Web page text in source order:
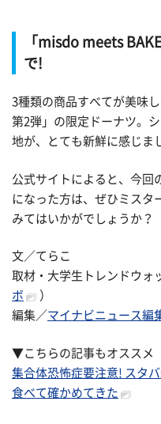
「misdo meets
で!
3種類の商品すべてが美味
第2弾」の限定ドーナツ。
地が、とても新鮮に感じま
公式サイトによると、今回
になった方は、ぜひミスタ
みてはいかがでしょうか？
文／てらこ
取材・大学生トレンドウォ
ボ
）
編集／ マイナビニュース編
▼こちらの記事もオススメ
集合体恐怖症要注意! スタ
食べて確かめてきた